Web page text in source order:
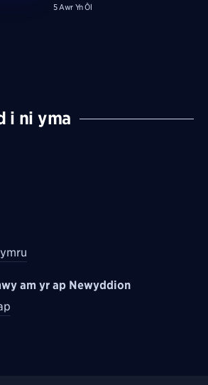
5 Awr Yn Ôl
i ni yma
am yr ap Newyddion